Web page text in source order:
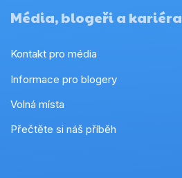
Média, blogeři a kariéra
Kontakt pro média
Informace pro blogery
Volná místa
Přečtěte si náš příběh